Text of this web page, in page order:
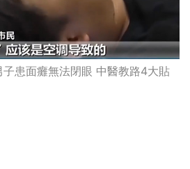
患面癱無法閉眼 中醫教路4大貼